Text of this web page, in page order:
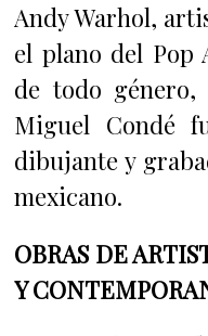
Andy Warhol,
el plano del Pop
de todo
Miguel Condé
dibujante y
mexicano.
OBRAS DE
Y